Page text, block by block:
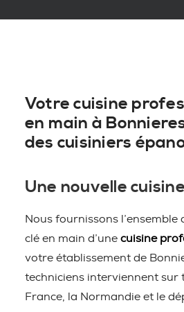
Votre cuisine
en main à
des cuisiniers
Une nouvelle
Nous fournissons l’ensemble
clé en main d’une cuisine
votre établissement de
techniciens interviennent sur
France, la Normandie et le